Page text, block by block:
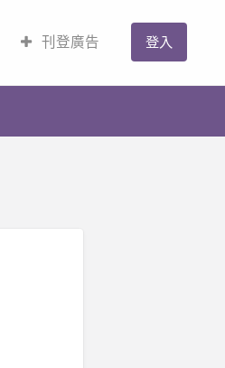
刊登廣告 登入